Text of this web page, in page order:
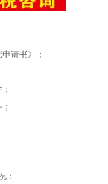
请书》；
：